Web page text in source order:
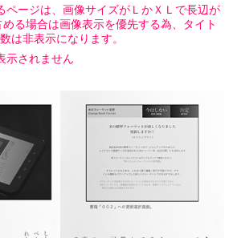
ページは、画像サイズがＬかＸＬで長辺が
る場合は画像表示を優先する為、タイト
は非表示になります。
示されません